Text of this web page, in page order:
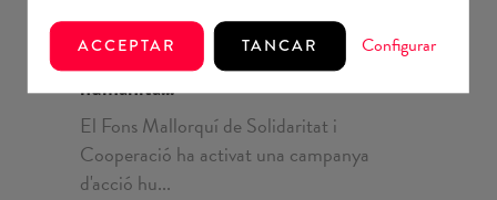
Comunicació 3 juliol 2026
El Fons impulsa una campanya d'acció
humanità...
El Fons Mallorquí de Solidaritat i
Cooperació ha activat una campanya
d'acció hu...
ACCEPTAR TANCAR Configurar